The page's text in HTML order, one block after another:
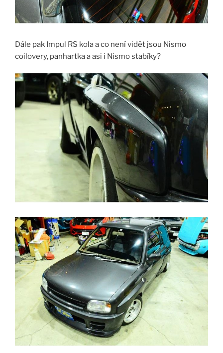
Dále pak Impul RS kola a co není vidět jsou Nismo
coilovery, panhartka a asi i Nismo stabíky?